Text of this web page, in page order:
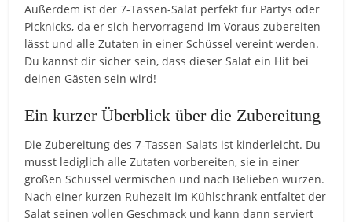
Außerdem ist der 7-Tassen-Salat perfekt für Partys oder
Picknicks, da er sich hervorragend im Voraus zubereiten
lässt und alle Zutaten in einer Schüssel vereint werden.
Du kannst dir sicher sein, dass dieser Salat ein Hit bei
deinen Gästen sein wird!
Ein kurzer Überblick über die Zubereitung
Die Zubereitung des 7-Tassen-Salats ist kinderleicht. Du
musst lediglich alle Zutaten vorbereiten, sie in einer
großen Schüssel vermischen und nach Belieben würzen.
Nach einer kurzen Ruhezeit im Kühlschrank entfaltet der
Salat seinen vollen Geschmack und kann dann serviert